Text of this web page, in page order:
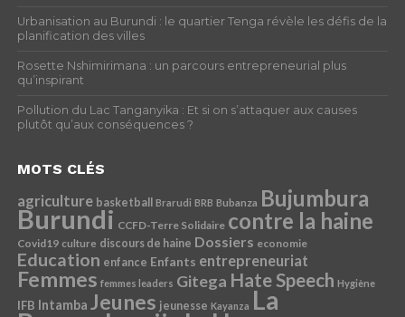
Urbanisation au Burundi : le quartier Tenga révèle les défis de la
planification des villes
Rosette Nshimirimana : un parcours entrepreneurial plus
qu’inspirant
Pollution du Lac Tanganyika : Et si on s’attaquer aux causes
plutôt qu’aux conséquences ?
MOTS CLÉS
agriculture basketball Brarudi BRB Bubanza Bujumbura
Burundi CCFD-Terre Solidaire contre la haine
Covid19 culture discours de haine Dossiers economie
Education enfance Enfants entrepreneuriat
Femmes femmes leaders Gitega Hate Speech Hygiène
IFB Intamba Jeunes jeunesse Kayanza La